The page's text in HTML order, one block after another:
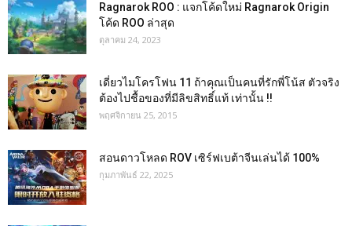
Ragnarok ROO : แจกโค้ดใหม่ Ragnarok Origin
โค้ด ROO ล่าสุด
ตุลาคม 24, 2023
เดี่ยวไมโครโฟน 11 ถ้าคุณเป็นคนที่รักพี่โน้ส ตัวจริง
ต้องไปชื้อของที่มีลิขสิทธิ์แท้ เท่านั้น !!
พฤศจิกายน 25, 2015
สอนดาวโหลด ROV เซิร์ฟเบต้าจีนเล่นได้ 100%
กุมภาพันธ์ 22, 2025